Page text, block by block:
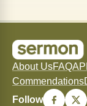
About UsFAQAPI
Commendations
Follow